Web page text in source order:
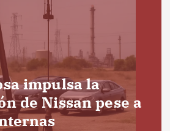
impulsa la
de Nissan pese a